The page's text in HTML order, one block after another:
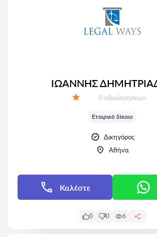
ΙΩΑΝΝΗΣ
Αξιολογήσεις:
0 αξιολογήσεων
Εταιρικό δίκαιο
Δικηγόρος
Αθήνα
Καλέστε
0 0 6